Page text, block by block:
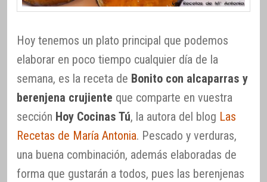
Hoy tenemos un plato principal que podemos
elaborar en poco tiempo cualquier día de la
semana, es la receta de Bonito con alcaparras y
berenjena crujiente que comparte en vuestra
sección Hoy Cocinas Tú, la autora del blog Las
Recetas de María Antonia. Pescado y verduras,
una buena combinación, además elaboradas de
forma que gustarán a todos, pues las berenjenas